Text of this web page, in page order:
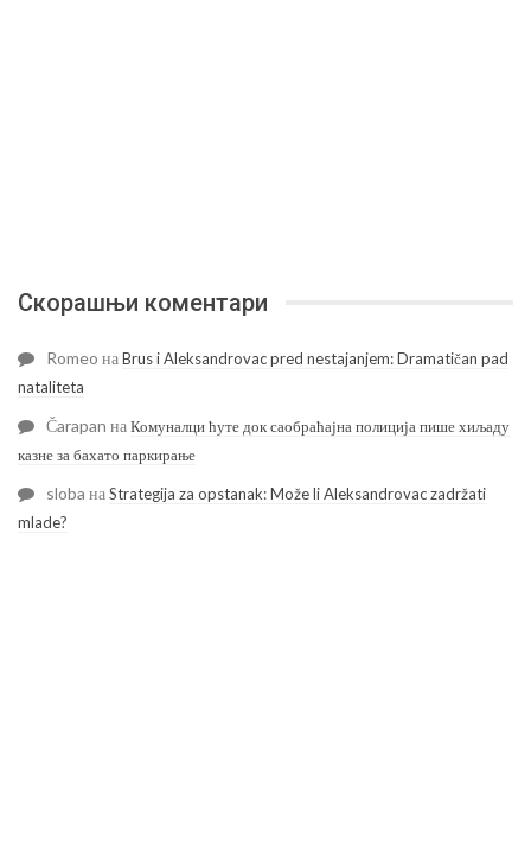
Скорашњи коментари
Romeo наBrus i Aleksandrovac pred nestajanjem: Dramatičan pad
nataliteta
Čarapan наКомуналци ћуте док саобраћајна полиција пише хиљаду
казне за бахато паркирање
sloba наStrategija za opstanak: Može li Aleksandrovac zadržati
mlade?